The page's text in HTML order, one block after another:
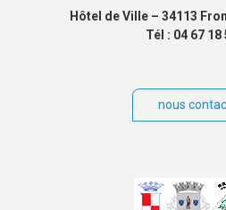
Hôtel de Ville – 34113
Tél : 04 67 18
nous